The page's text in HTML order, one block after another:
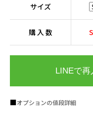
サイズ
購 入 数
LINEで
オプションの値段詳細